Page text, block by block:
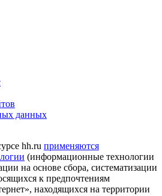
данных
hh.ru применяются
(информационные технологии
на основе сбора, систематизации
к предпочтениям
находящихся на территории